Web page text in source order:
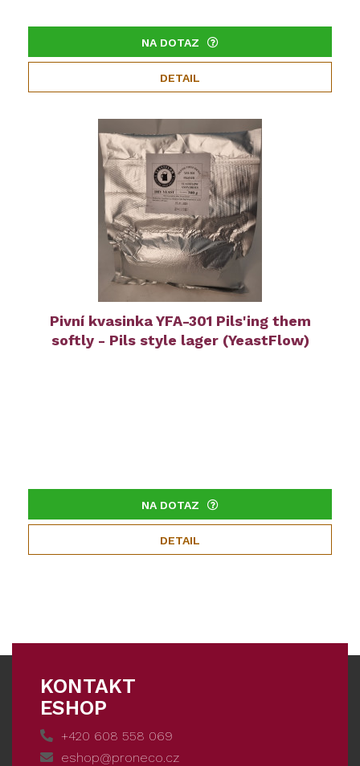
NA DOTAZ
DETAIL
Pivní kvasinka YFA-301 Pils'ing them
softly - Pils style lager (YeastFlow)
NA DOTAZ
DETAIL
KONTAKT
ESHOP
+420 608 558 069
eshop@proneco.cz